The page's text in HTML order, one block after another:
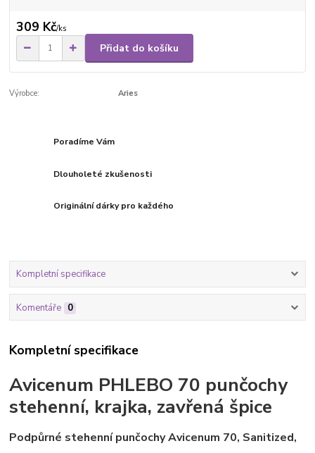
309 Kč/ks
Přidat do košíku
Výrobce: Aries
Poradíme Vám
Dlouholeté zkušenosti
Originální dárky pro každého
Kompletní specifikace
Komentáře 0
Kompletní specifikace
Avicenum PHLEBO 70 punčochy
stehenní, krajka, zavřená špice
Podpůrné stehenní punčochy Avicenum 70, Sanitized,